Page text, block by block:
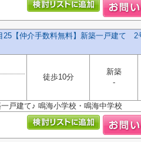
25【仲介手数料無料】新築一戸建て 2
徒歩10分
新築
-
建て♪ 鳴海小学校・鳴海中学校